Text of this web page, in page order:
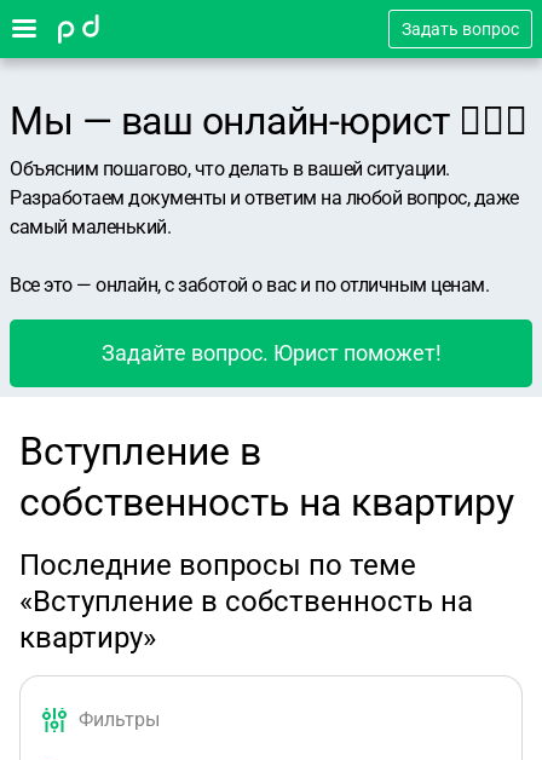
Задать вопрос
Мы — ваш онлайн-юрист 👨🏻‍⚖️
Объясним пошагово, что делать в вашей ситуации.
Разработаем документы и ответим на любой вопрос, даже
самый маленький.
Все это — онлайн, с заботой о вас и по отличным ценам.
Задайте вопрос. Юрист поможет!
Вступление в
собственность на квартиру
Последние вопросы по теме
«Вступление в собственность на
квартиру»
Фильтры